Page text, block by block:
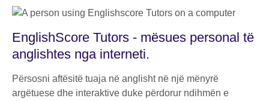
EnglishScore Tutors - mësues personal të
anglishtes nga interneti.
Përsosni aftësitë tuaja në anglisht në një mënyrë
argëtuese dhe interaktive duke përdorur ndihmën e